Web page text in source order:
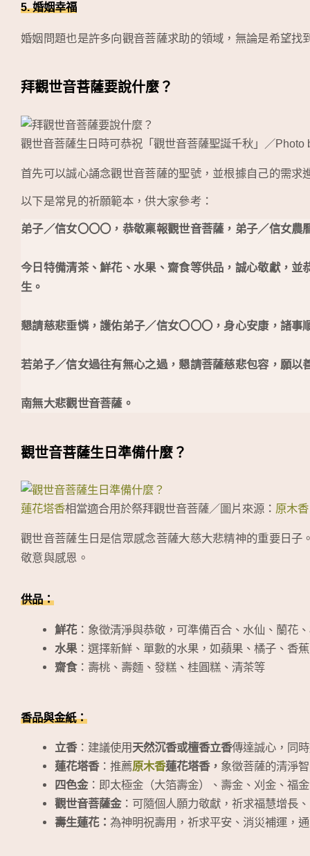
5. 婚姻幸福
婚姻問題也是許多向觀音菩薩求助的領域，無論是希望
拜觀世音菩薩要說什麼？
觀世音菩薩生日時可恭祝「觀世音菩薩聖誕千秋」／Photo
首先可以誠心誦念觀世音菩薩的聖號，並根據自己的需求
以下是常見的祈願範本，供大家參考：
弟子／信女〇〇〇，恭敬稟報觀世音菩薩，弟子／信女農
今日特備清茶、鮮花、水果、齋食等供品，誠心敬獻，
生。
懇請慈悲垂憐，護佑弟子／信女〇〇〇，身心安康，諸
若弟子／信女過往有無心之過，懇請菩薩慈悲包容，願以
南無大悲觀世音菩薩。
觀世音菩薩生日準備什麼？
蓮花塔香相當適合用於祭拜觀世音菩薩／圖片來源： 原木香
觀世音菩薩生日是信眾感念菩薩大慈大悲精神的重要日
敬意與感恩。
供品：
鮮花：象徵清淨與恭敬，可準備百合、水仙、蘭花
水果 ：選擇新鮮、單數的水果，如蘋果、橘子、香
齋食：壽桃、壽麵、發糕、桂圓糕、清茶等
香品與金紙：
立香：建議使用天然沉香或檀香立香傳達誠心，同
蓮花塔香：推薦原木香蓮花塔香， 象徵菩薩的清淨
四色金：即太極金（大箔壽金）、壽金、刈金、福金
觀世音菩薩金：可隨個人願力敬獻，祈求福慧增長
壽生蓮花：為神明祝壽用，祈求平安、消災補運，